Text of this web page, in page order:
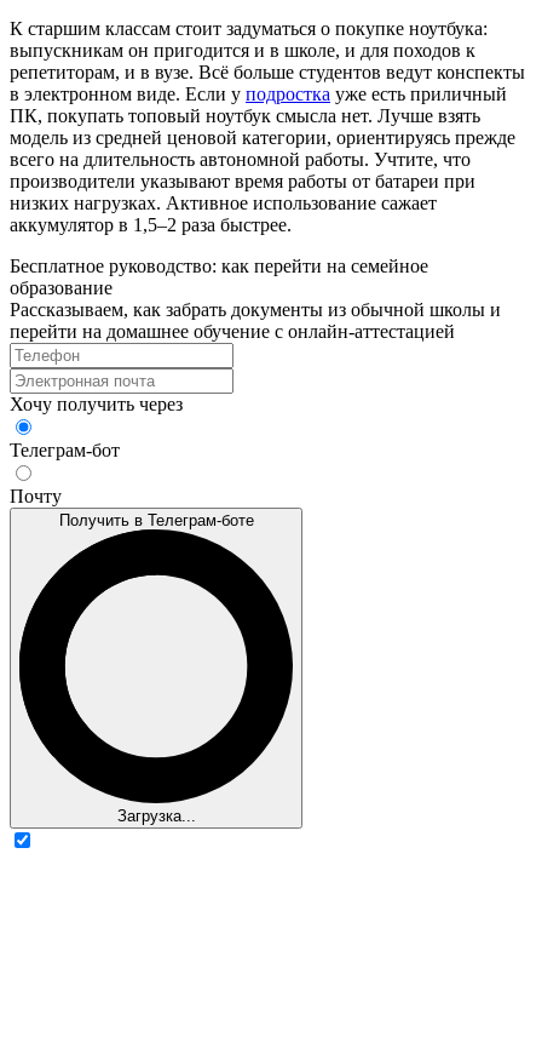
К старшим классам стоит задуматься о покупке ноутбука:
выпускникам он пригодится и в школе, и для походов к
репетиторам, и в вузе. Всё больше студентов ведут конспекты
в электронном виде. Если у подростка уже есть приличный
ПК, покупать топовый ноутбук смысла нет. Лучше взять
модель из средней ценовой категории, ориентируясь прежде
всего на длительность автономной работы. Учтите, что
производители указывают время работы от батареи при
низких нагрузках. Активное использование сажает
аккумулятор в 1,5–2 раза быстрее.
Бесплатное руководство: как перейти на семейное
образование
Рассказываем, как забрать документы из обычной школы и
перейти на домашнее обучение с онлайн‑аттестацией
Хочу получить через
Телеграм-бот
Почту
Получить в Телеграм-боте
Загрузка...